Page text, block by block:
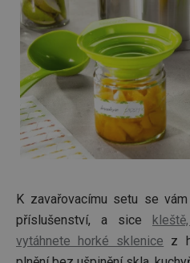
K zavařovacímu setu se
příslušenství, a sice
vytáhnete horké sklenice z